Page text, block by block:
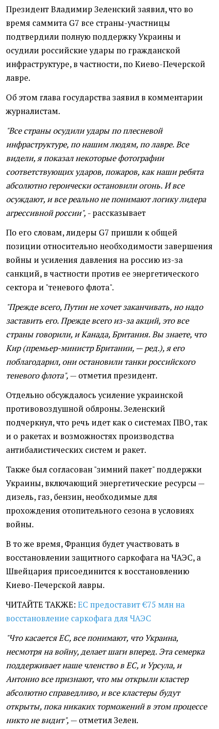
Президент Владимир Зеленский заявил, что во
время саммита G7 все страны-участницы
подтвердили полную поддержку Украины и
осудили российские удары по гражданской
инфраструктуре, в частности, по Киево-Печерской
лавре.
Об этом глава государства заявил в комментарии
журналистам.
"Все страны осудили удары по плесневой
инфраструктуре, по нашим людям, по лавре. Все
видели, я показал некоторые фотографии
соответствующих ударов, пожаров, как наши ребята
абсолютно героически остановили огонь. И все
осуждают, и все реально не понимают логику лидера
агрессивной россии", - рассказывает
По его словам, лидеры G7 пришли к общей
позиции относительно необходимости завершения
войны и усиления давления на россию из-за
санкций, в частности против ее энергетического
сектора и "теневого флота".
"Прежде всего, Путин не хочет заканчивать, но надо
заставить его. Прежде всего из-за акций, это все
страны говорили, и Канада, Британия. Вы знаете, что
Кир (премьер-министр Британии, — ред.), я его
поблагодарил, они остановили танки российского
теневого флота", — отметил президент.
Отдельно обсуждалось усиление украинской
противовоздушной облроны. Зеленский
подчеркнул, что речь идет как о системах ПВО, так
и о ракетах и возможностях производства
антибалистических систем и ракет.
Также был согласован "зимний пакет" поддержки
Украины, включающий энергетические ресурсы —
дизель, газ, бензин, необходимые для
прохождения отопительного сезона в условиях
войны.
В то же время, Франция будет участвовать в
восстановлении защитного саркофага на ЧАЭС, а
Швейцария присоединится к восстановлению
Киево-Печерской лавры.
ЧИТАЙТЕ ТАКЖЕ: ЕС предоставит €75 млн на
восстановление саркофага для ЧАЭС
"Что касается ЕС, все понимают, что Украина,
несмотря на войну, делает шаги вперед. Эта семерка
поддерживает наше членство в ЕС, и Урсула, и
Антонио все признают, что мы открыли кластер
абсолютно справедливо, и все кластеры будут
открыты, пока никаких торможений в этом процессе
никто не видит", — отметил Зелен.